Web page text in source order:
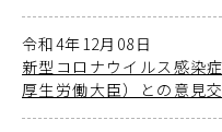
令和4年12月08日
新型コロナウイルス感染
厚生労働大臣）との意見